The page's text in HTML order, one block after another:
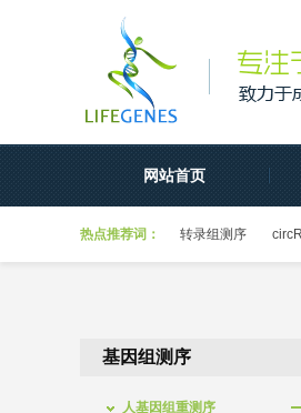
网站首页
热点推荐词： 转录组测序
基因组测序
人基因组重测序